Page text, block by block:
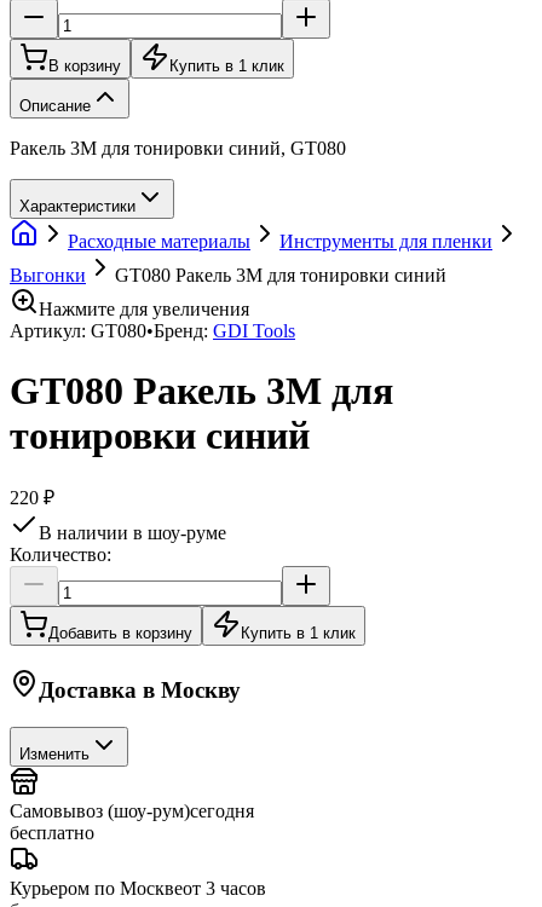
В корзину Купить в 1 клик
Описание
Ракель 3М для тонировки синий, GT080
Характеристики
Расходные материалы
Инструменты для пленки
Выгонки
GT080 Ракель 3М для тонировки синий
Нажмите для увеличения
Артикул: GT080•Бренд: GDI Tools
GT080 Ракель 3М для
тонировки синий
220 ₽
В наличии в шоу-руме
Количество:
Добавить в корзину Купить в 1 клик
Доставка в Москву
Изменить
Самовывоз (шоу-рум)сегодня
бесплатно
Курьером по Москвеот 3 часов